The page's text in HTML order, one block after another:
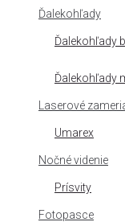
Ďalekohľady
Ďalekohľady
Ďalekohľady
Laserové
Umarex
Nočné videnie
Prísvity
Fotopasce